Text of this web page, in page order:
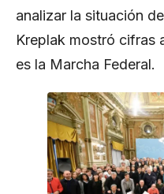
analizar la situación
Kreplak mostró cifras
es la Marcha Federal.